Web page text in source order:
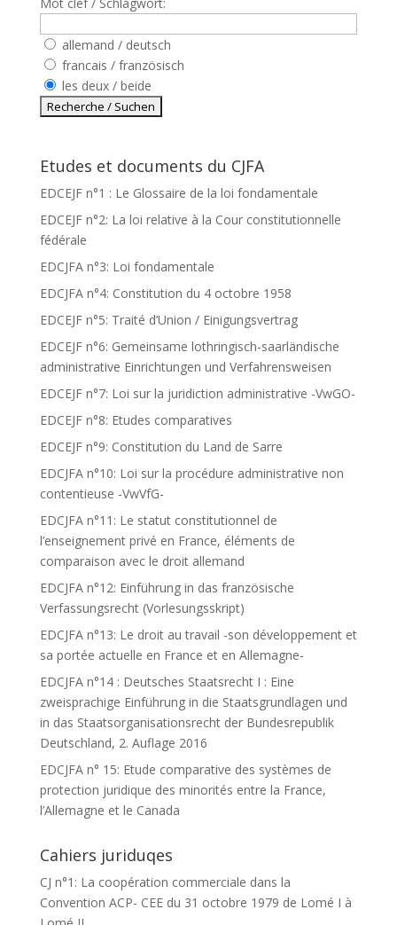
allemand / deutsch
francais / französisch
les deux / beide
Etudes et documents du CJFA
EDCEJF n°1 : Le Glossaire de la loi fondamentale
EDCEJF n°2: La loi relative à la Cour constitutionnelle
fédérale
EDCJFA n°3: Loi fondamentale
EDCJFA n°4: Constitution du 4 octobre 1958
EDCEJF n°5: Traité d’Union / Einigungsvertrag
EDCEJF n°6: Gemeinsame lothringisch-saarländische
administrative Einrichtungen und Verfahrensweisen
EDCEJF n°7: Loi sur la juridiction administrative -VwGO-
EDCEJF n°8: Etudes comparatives
EDCEJF n°9: Constitution du Land de Sarre
EDCJFA n°10: Loi sur la procédure administrative non
contentieuse -VwVfG-
EDCJFA n°11: Le statut constitutionnel de
l’enseignement privé en France, éléments de
comparaison avec le droit allemand
EDCJFA n°12: Einführung in das französische
Verfassungsrecht (Vorlesungsskript)
EDCJFA n°13: Le droit au travail -son développement et
sa portée actuelle en France et en Allemagne-
EDCJFA n°14 : Deutsches Staatsrecht I : Eine
zweisprachige Einführung in die Staatsgrundlagen und
in das Staatsorganisationsrecht der Bundesrepublik
Deutschland, 2. Auflage 2016
EDCJFA n° 15: Etude comparative des systèmes de
protection juridique des minorités entre la France,
l’Allemagne et le Canada
Cahiers juriduqes
CJ n°1: La coopération commerciale dans la
Convention ACP- CEE du 31 octobre 1979 de Lomé I à